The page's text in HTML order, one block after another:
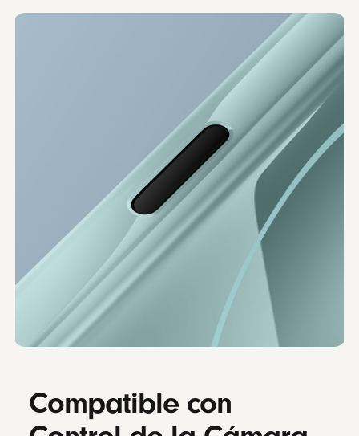
Compatible con